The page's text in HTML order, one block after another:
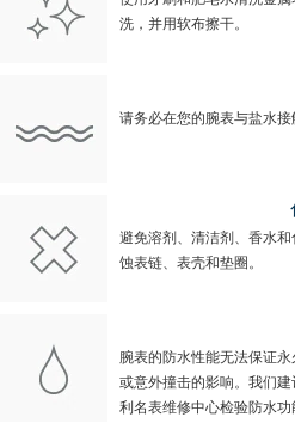
洗，并用软布擦干。
请务必在您的腕表与盐水接
避免溶剂、清洁剂、香水
蚀表链、表壳和垫圈。
腕表的防水性能无法保证
或意外撞击的影响。我们
利名表维修中心检验防水功